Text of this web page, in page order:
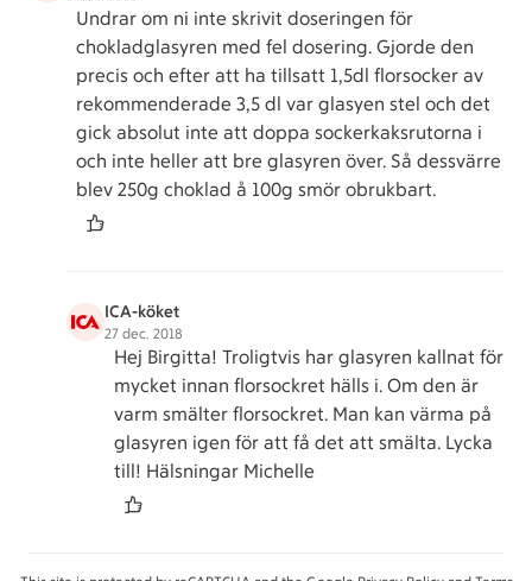
Undrar om ni inte skrivit doseringen för
chokladglasyren med fel dosering. Gjorde den
precis och efter att ha tillsatt 1,5dl florsocker av
rekommenderade 3,5 dl var glasyen stel och det
gick absolut inte att doppa sockerkaksrutorna i
och inte heller att bre glasyren över. Så dessvärre
blev 250g choklad å 100g smör obrukbart.
ICA-köket
27 dec. 2018
Hej Birgitta! Troligtvis har glasyren kallnat för
mycket innan florsockret hälls i. Om den är
varm smälter florsockret. Man kan värma på
glasyren igen för att få det att smälta. Lycka
till! Hälsningar Michelle